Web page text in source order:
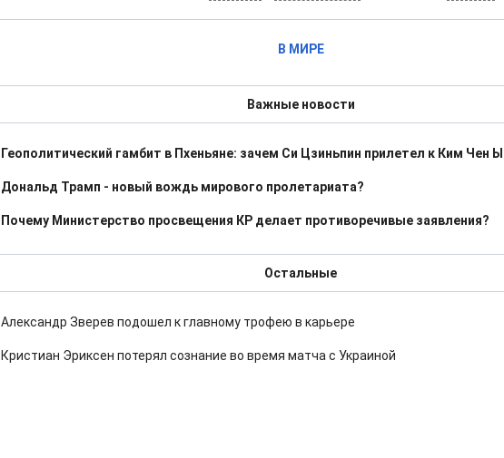
В МИРЕ
Важные новости
Геополитический гамбит в Пхеньяне: зачем Си Цзиньпин прилетел к Ким Чен
Дональд Трамп - новый вождь мирового пролетариата?
Почему Министерство просвещения КР делает противоречивые заявления?
Остальные
Александр Зверев подошел к главному трофею в карьере
Кристиан Эриксен потерял сознание во время матча с Украиной